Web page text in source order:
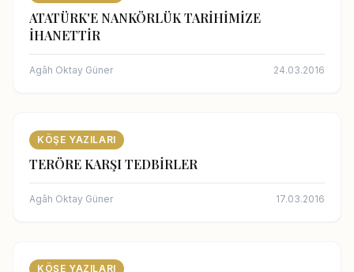
ATATÜRK'E NANKÖRLÜK TARİHİMİZE
İHANETTİR
Agâh Oktay Güner 24.03.2016
KÖŞE YAZILARI
TERÖRE KARŞI TEDBİRLER
Agâh Oktay Güner 17.03.2016
KÖŞE YAZILARI